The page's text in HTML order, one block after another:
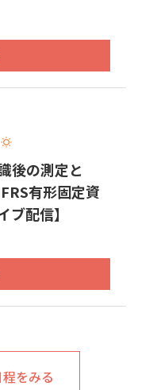
後の測定と
有形固定資
配信】
をみる